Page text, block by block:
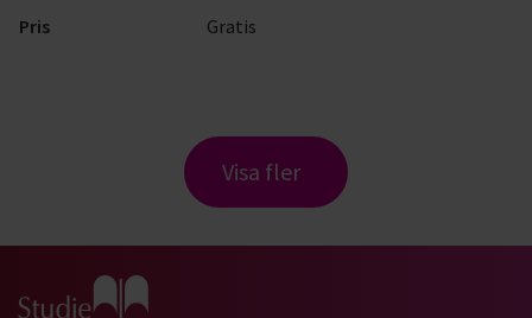
Pris
Gratis
Visa fler
Gå till studiefrämjandets startsida